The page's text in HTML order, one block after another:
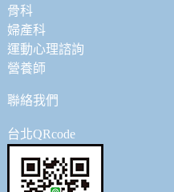
骨科
婦產科
運動心理諮詢
營養師
聯絡我們
台北QRcode